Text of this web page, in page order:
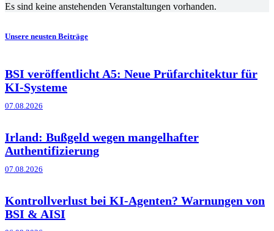
Es sind keine anstehenden Veranstaltungen vorhanden.
Unsere neusten Beiträge
BSI veröffentlicht A5: Neue Prüfarchitektur für
KI-Systeme
07.08.2026
Irland: Bußgeld wegen mangelhafter
Authentifizierung
07.08.2026
Kontrollverlust bei KI-Agenten? Warnungen von
BSI & AISI